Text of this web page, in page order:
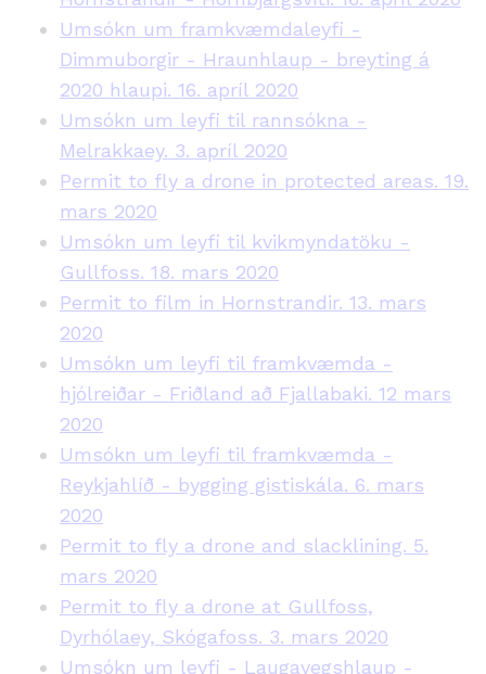
Umsókn um framkvæmdaleyfi -
Dimmuborgir - Hraunhlaup - breyting á
2020 hlaupi. 16. apríl 2020
Umsókn um leyfi til rannsókna -
Melrakkaey. 3. apríl 2020
Permit to fly a drone in protected areas. 19.
mars 2020
Umsókn um leyfi til kvikmyndatöku -
Gullfoss. 18. mars 2020
Permit to film in Hornstrandir. 13. mars
2020
Umsókn um leyfi til framkvæmda -
hjólreiðar - Friðland að Fjallabaki. 12 mars
2020
Umsókn um leyfi til framkvæmda -
Reykjahlíð - bygging gistiskála. 6. mars
2020
Permit to fly a drone and slacklining. 5.
mars 2020
Permit to fly a drone at Gullfoss,
Dyrhólaey, Skógafoss. 3. mars 2020
Umsókn um leyfi - Laugavegshlaup -